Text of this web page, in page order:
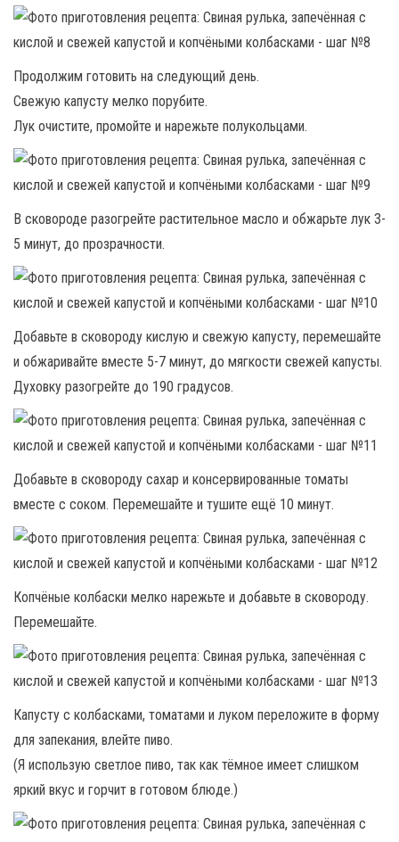
Продолжим готовить на следующий день.
Свежую капусту мелко порубите.
Лук очистите, промойте и нарежьте полукольцами.
В сковороде разогрейте растительное масло и обжарьте лук 3-
5 минут, до прозрачности.
Добавьте в сковороду кислую и свежую капусту, перемешайте
и обжаривайте вместе 5-7 минут, до мягкости свежей капусты.
Духовку разогрейте до 190 градусов.
Добавьте в сковороду сахар и консервированные томаты
вместе с соком. Перемешайте и тушите ещё 10 минут.
Копчёные колбаски мелко нарежьте и добавьте в сковороду.
Перемешайте.
Капусту с колбасками, томатами и луком переложите в форму
для запекания, влейте пиво.
(Я использую светлое пиво, так как тёмное имеет слишком
яркий вкус и горчит в готовом блюде.)